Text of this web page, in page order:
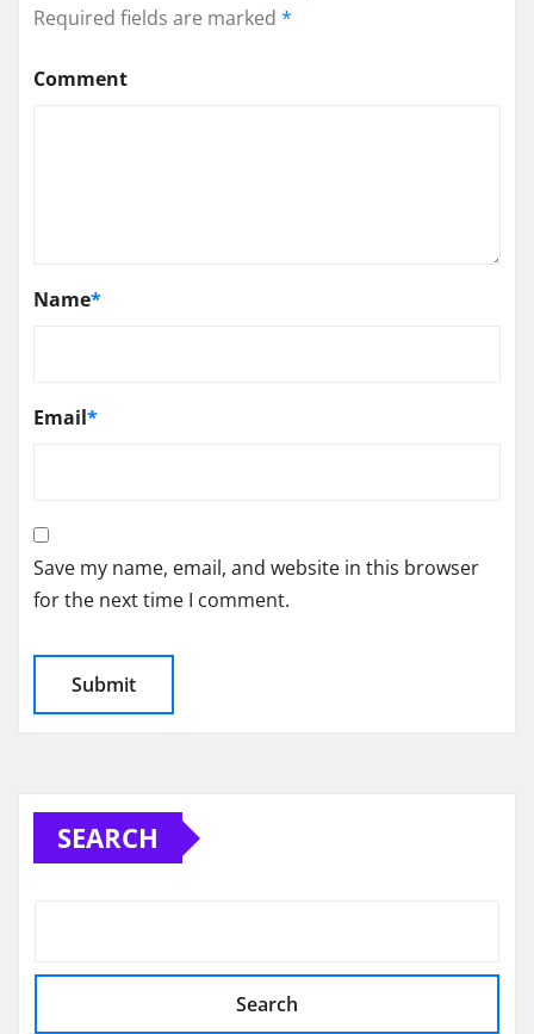
Required fields are marked *
Comment
Name*
Email*
Save my name, email, and website in this browser
for the next time I comment.
SEARCH
Search